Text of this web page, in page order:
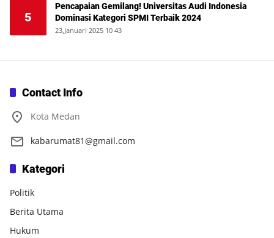
5
Pencapaian Gemilang! Universitas Audi Indonesia
Dominasi Kategori SPMI Terbaik 2024
23,Januari 2025 10 43
Contact Info
Kota Medan
kabarumat81@gmail.com
Kategori
Politik
Berita Utama
Hukum